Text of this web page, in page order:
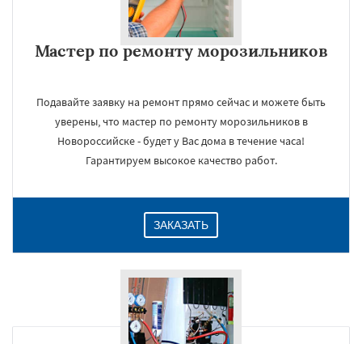
Мастер по ремонту морозильников
Подавайте заявку на ремонт прямо сейчас и можете быть
уверены, что мастер по ремонту морозильников в
Новороссийске - будет у Вас дома в течение часа!
Гарантируем высокое качество работ.
ЗАКАЗАТЬ
Даю согласие на обработку персональных данных